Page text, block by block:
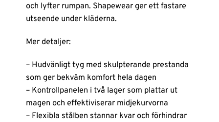
och lyfter rumpan. Shapewear ger ett fastare
utseende under kläderna.
Mer detaljer:
– Hudvänligt tyg med skulpterande prestanda
som ger bekväm komfort hela dagen
– Kontrollpanelen i två lager som plattar ut
magen och effektiviserar midjekurvorna
– Flexibla stålben stannar kvar och förhindrar